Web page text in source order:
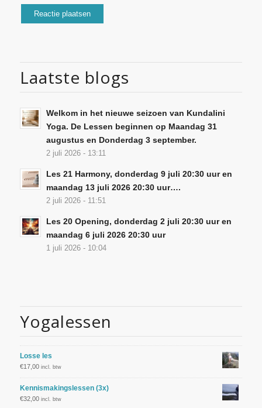
Laatste blogs
Welkom in het nieuwe seizoen van Kundalini
Yoga. De Lessen beginnen op Maandag 31
augustus en Donderdag 3 september.
2 juli 2026 - 13:11
Les 21 Harmony, donderdag 9 juli 20:30 uur en
maandag 13 juli 2026 20:30 uur….
2 juli 2026 - 11:51
Les 20 Opening, donderdag 2 juli 20:30 uur en
maandag 6 juli 2026 20:30 uur
1 juli 2026 - 10:04
Yogalessen
Losse les
€17,00 incl. btw
Kennismakingslessen (3x)
€32,00 incl. btw